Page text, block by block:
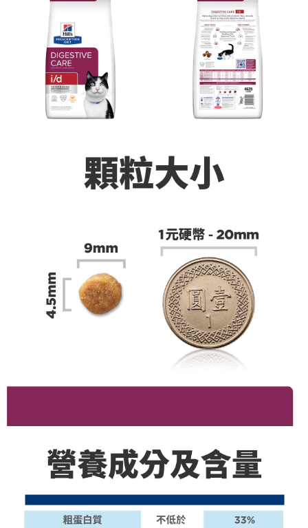
※ 交易是否成功請以「AFTEE先享後付 」之結帳頁面顯示為準，若有關於
是否繳費成功／繳費後需取消欲退款等相關疑問，請聯繫「AFTEE先享後付
客戶支援中心」 https://netprotections.freshdesk.com/support/home
【注意事項】
１．透過由恩沛科技股份有限公司提供之「AFTEE先享後付」服務完成之交
易，需依本服務之必要範圍內提供個人資料，並將交易相關給付款項請求債
權轉讓予恩沛科技股份有限公司。
２．關於個人資料處理事宜，請瀏覽以下網址：
https://aftee.tw/terms/#terms3
４．使用「AFTEE先享後付」時，將依據個別帳號之用戶狀況，依本公司即
時審查核予不同之上限額度；若仍有額度不足之情形，本公司將視審查結果
請求用戶進行身份認證。
付款後7-11取貨
每筆NT$60，滿NT$1,111(含以上)免運費
每筆NT$110，滿NT$2,100(含以上)免運費